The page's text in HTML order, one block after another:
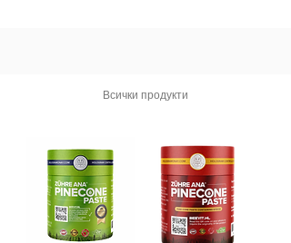
Всички продукти